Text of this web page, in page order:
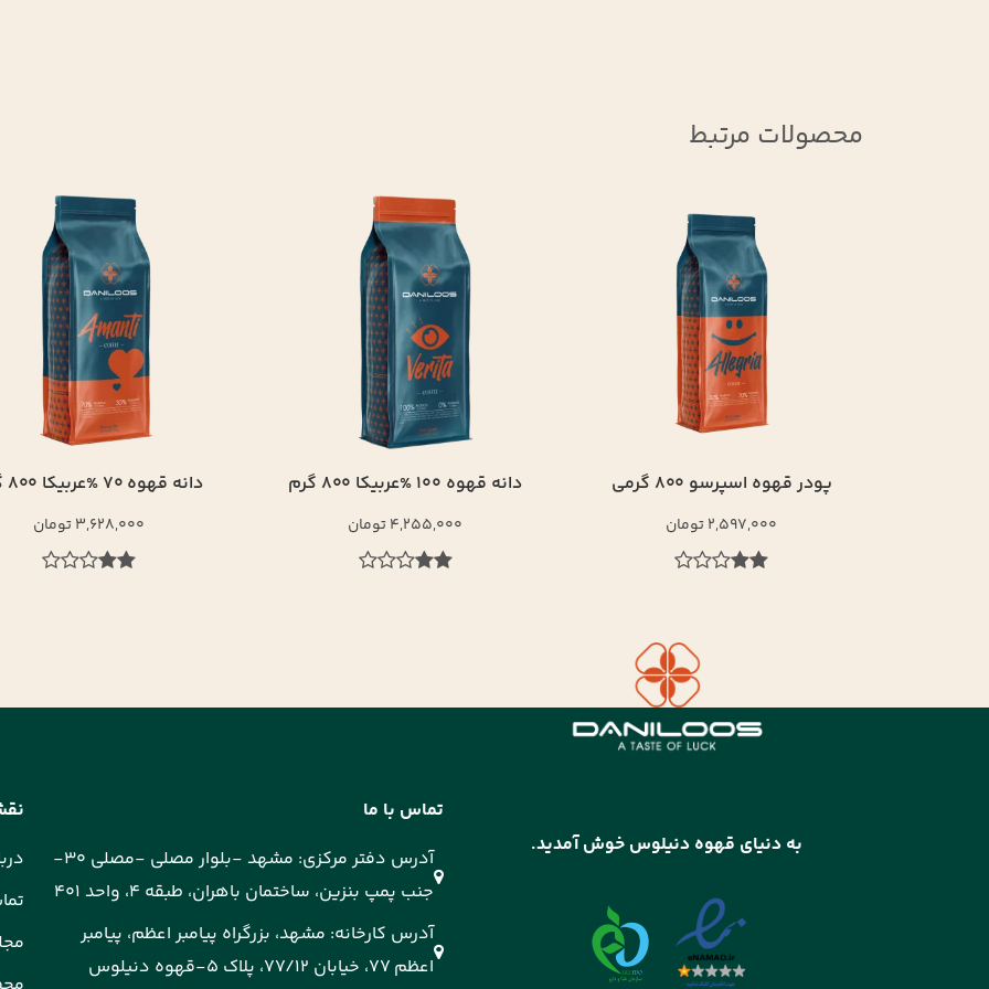
محصولات مرتبط
دانه قهوه 100 %عربیکا 800 گرم
4,255,000 تومان
دانه قهوه 70 %عربیکا 800 گرم
3,628,000 تومان
دانه قهوه 50 %عربیکا 800 گرم
3,194,000 تومان
به دنیای قهوه دنیلوس خوش آمدید.
تماس با ما
آدرس دفتر مرکزی: مشهد -بلوار مصلی -مصلی 30-
جنب پمپ بنزین، ساختمان باهران، طبقه 4، واحد 401
آدرس کارخانه: مشهد، بزرگراه پیامبر اعظم، پیامبر
اعظم 77، خیابان 77/12، پلاک 5-قهوه دنیلوس